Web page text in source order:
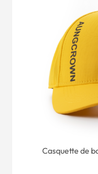
Casquette de